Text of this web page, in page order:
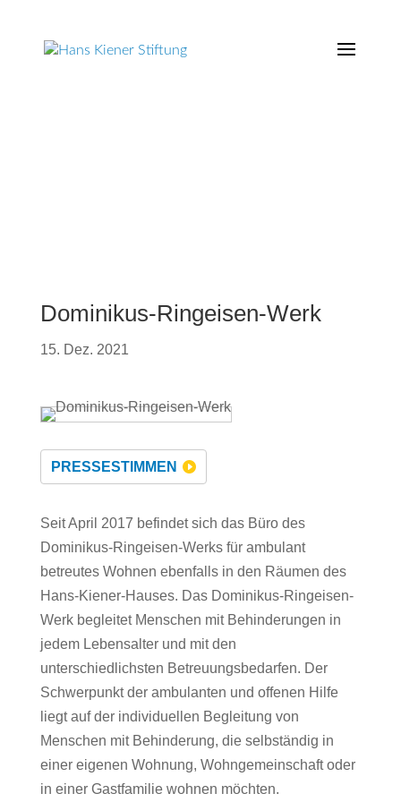
Dominikus-Ringeisen-Werk
15. Dez. 2021
PRESSESTIMMEN
Seit April 2017 befindet sich das Büro des
Dominikus-Ringeisen-Werks für ambulant
betreutes Wohnen ebenfalls in den Räumen des
Hans-Kiener-Hauses. Das Dominikus-Ringeisen-
Werk begleitet Menschen mit Behinderungen in
jedem Lebensalter und mit den
unterschiedlichsten Betreuungsbedarfen. Der
Schwerpunkt der ambulanten und offenen Hilfe
liegt auf der individuellen Begleitung von
Menschen mit Behinderung, die selbständig in
einer eigenen Wohnung, Wohngemeinschaft oder
in einer Gastfamilie wohnen möchten.